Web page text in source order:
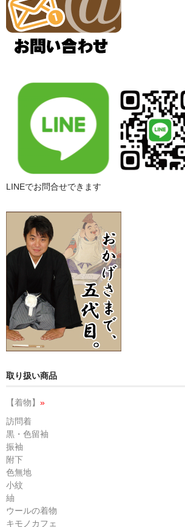
LINEでお問合せできます
取り扱い商品
【着物】 »
訪問着
黒・色留袖
振袖
附下
色無地
小紋
紬
ウールの着物
キモノカフェ